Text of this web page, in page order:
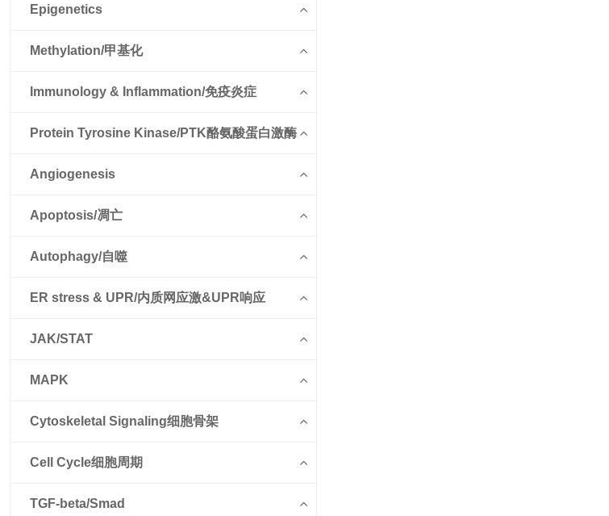
Epigenetics
Methylation/甲基化
Immunology & Inflammation/免疫炎症
Protein Tyrosine Kinase/PTK酪氨酸蛋白激酶
Angiogenesis
Apoptosis/凋亡
Autophagy/自噬
ER stress & UPR/内质网应激&UPR响应
JAK/STAT
MAPK
Cytoskeletal Signaling细胞骨架
Cell Cycle细胞周期
TGF-beta/Smad